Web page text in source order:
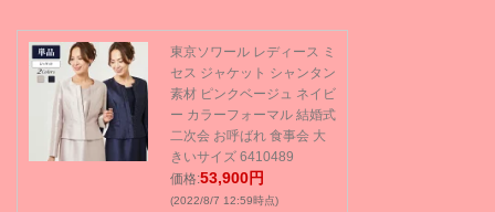
東京ソワール レディース ミ
セス ジャケット シャンタン
素材 ピンクベージュ ネイビ
ー カラーフォーマル 結婚式
二次会 お呼ばれ 食事会 大
きいサイズ 6410489
価格:53,900円
(2022/8/7 12:59時点)